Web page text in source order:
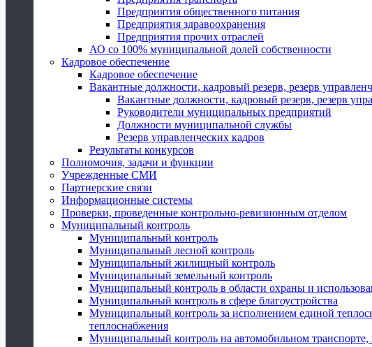
Предприятия общественного питания
Предприятия здравоохранения
Предприятия прочих отраслей
АО со 100% муниципальной долей собственности
Кадровое обеспечение
Кадровое обеспечение
Вакантные должности, кадровый резерв, резерв
Вакантные должности, кадровый резерв, резерв
Руководители муниципальных предприятий
Должности муниципальной службы
Резерв управленческих кадров
Результаты конкурсов
Полномочия, задачи и функции
Учрежденные СМИ
Партнерские связи
Информационные системы
Проверки, проведенные контрольно-ревизионным отделом
Муниципальный контроль
Муниципальный контроль
Муниципальный лесной контроль
Муниципальный жилищный контроль
Муниципальный земельный контроль
Муниципальный контроль в области охраны и
Муниципальный контроль в сфере благоустройства
Муниципальный контроль за исполнением единой
теплоснабжения
Муниципальный контроль на автомобильном транспорте,